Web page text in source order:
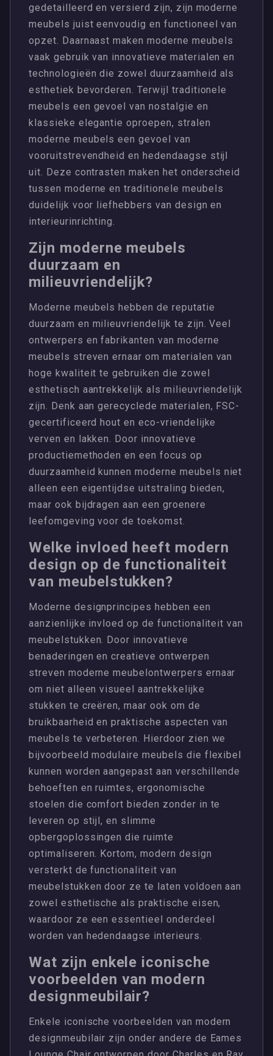
gedetailleerd en versierd zijn, zijn moderne
meubels juist eenvoudig en functioneel van
opzet. Daarnaast maken moderne meubels
vaak gebruik van innovatieve materialen en
technologieën die zowel duurzaamheid als
esthetiek bevorderen. Terwijl traditionele
meubels een gevoel van nostalgie en
klassieke elegantie oproepen, stralen
moderne meubels een gevoel van
vooruitstrevendheid en hedendaagse stijl
uit. Deze contrasten maken het onderscheid
tussen moderne en traditionele meubels
duidelijk voor liefhebbers van design en
interieurinrichting.
Zijn moderne meubels
duurzaam en
milieuvriendelijk?
Moderne meubels hebben de reputatie
duurzaam en milieuvriendelijk te zijn. Veel
ontwerpers en fabrikanten van moderne
meubels streven ernaar om materialen van
hoge kwaliteit te gebruiken die zowel
esthetisch aantrekkelijk als milieuvriendelijk
zijn. Denk aan gerecyclede materialen, FSC-
gecertificeerd hout en eco-vriendelijke
verven en lakken. Door innovatieve
productiemethoden en een focus op
duurzaamheid kunnen moderne meubels niet
alleen een eigentijdse uitstraling bieden,
maar ook bijdragen aan een groenere
leefomgeving voor de toekomst.
Welke invloed heeft modern
design op de functionaliteit
van meubelstukken?
Moderne designprincipes hebben een
aanzienlijke invloed op de functionaliteit van
meubelstukken. Door innovatieve
benaderingen en creatieve ontwerpen
streven moderne meubelontwerpers ernaar
om niet alleen visueel aantrekkelijke
stukken te creëren, maar ook om de
bruikbaarheid en praktische aspecten van
meubels te verbeteren. Hierdoor zien we
bijvoorbeeld modulaire meubels die flexibel
kunnen worden aangepast aan verschillende
behoeften en ruimtes, ergonomische
stoelen die comfort bieden zonder in te
leveren op stijl, en slimme
opbergoplossingen die ruimte
optimaliseren. Kortom, modern design
versterkt de functionaliteit van
meubelstukken door ze te laten voldoen aan
zowel esthetische als praktische eisen,
waardoor ze een essentieel onderdeel
worden van hedendaagse interieurs.
Wat zijn enkele iconische
voorbeelden van modern
designmeubilair?
Enkele iconische voorbeelden van modern
designmeubilair zijn onder andere de Eames